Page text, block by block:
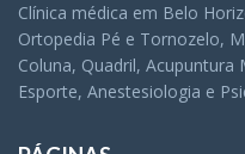
Clínica médica em Belo
Ortopedia Pé e Tornozelo,
Coluna, Quadril, Acupuntura
Esporte, Anestesiologia e